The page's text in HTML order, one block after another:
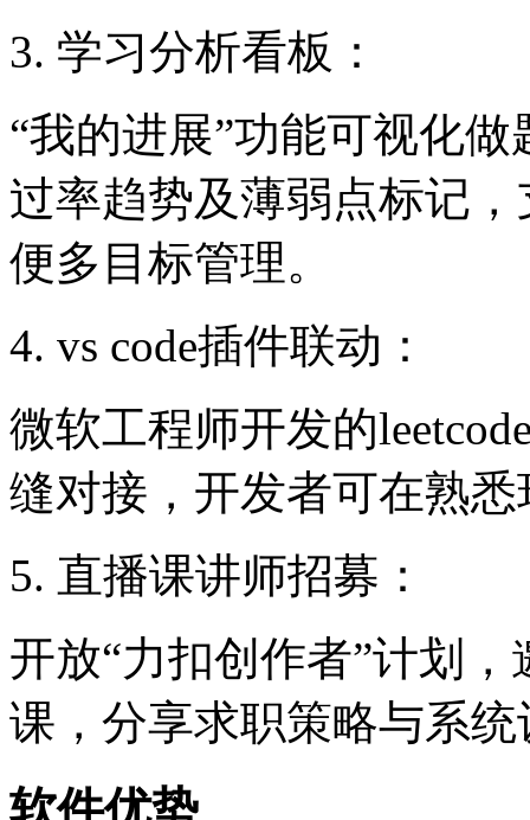
3. 学习分析看板：
“我的进展”功能可视化
过率趋势及薄弱点标记
便多目标管理。
4. vs code插件联动：
微软工程师开发的
缝对接，开发者可在熟
5. 直播课讲师招募：
开放“力扣创作者”计划
课，分享求职策略与系